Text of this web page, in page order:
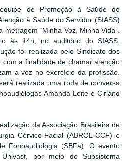
de Promoção à Saúde do
à Saúde do Servidor (SIASS)
metragem “Minha Voz, Minha Vida”.
às 14h, no auditório do SIASS.
foi realizada pelo Sindicato dos
com a finalidade de chamar atenção
a voz no exercício da profissão.
realizada uma roda de conversa
Amanda Leite e Cirland
da Associação Brasileira de
Cérvico-Facial (ABROL-CCF) e
Fonoaudiologia (SBFa). O evento
por meio do Subsistema